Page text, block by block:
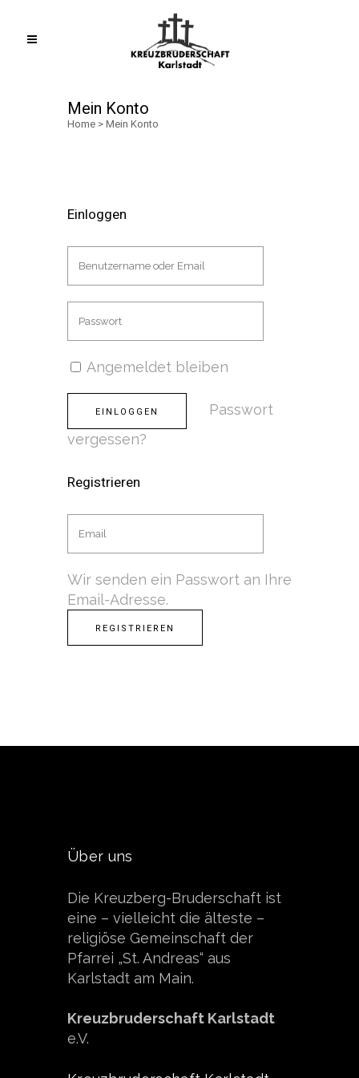
Mein Konto
Home>Mein Konto
Einloggen
Alternative:
Angemeldet bleiben
Passwort
vergessen?
Registrieren
Wir senden ein Passwort an Ihre
Email-Adresse.
Über uns
Die Kreuzberg-Bruderschaft ist
eine – vielleicht die älteste –
religiöse Gemeinschaft der
Pfarrei „St. Andreas“ aus
Karlstadt am Main.
Kreuzbruderschaft Karlstadt
e.V.